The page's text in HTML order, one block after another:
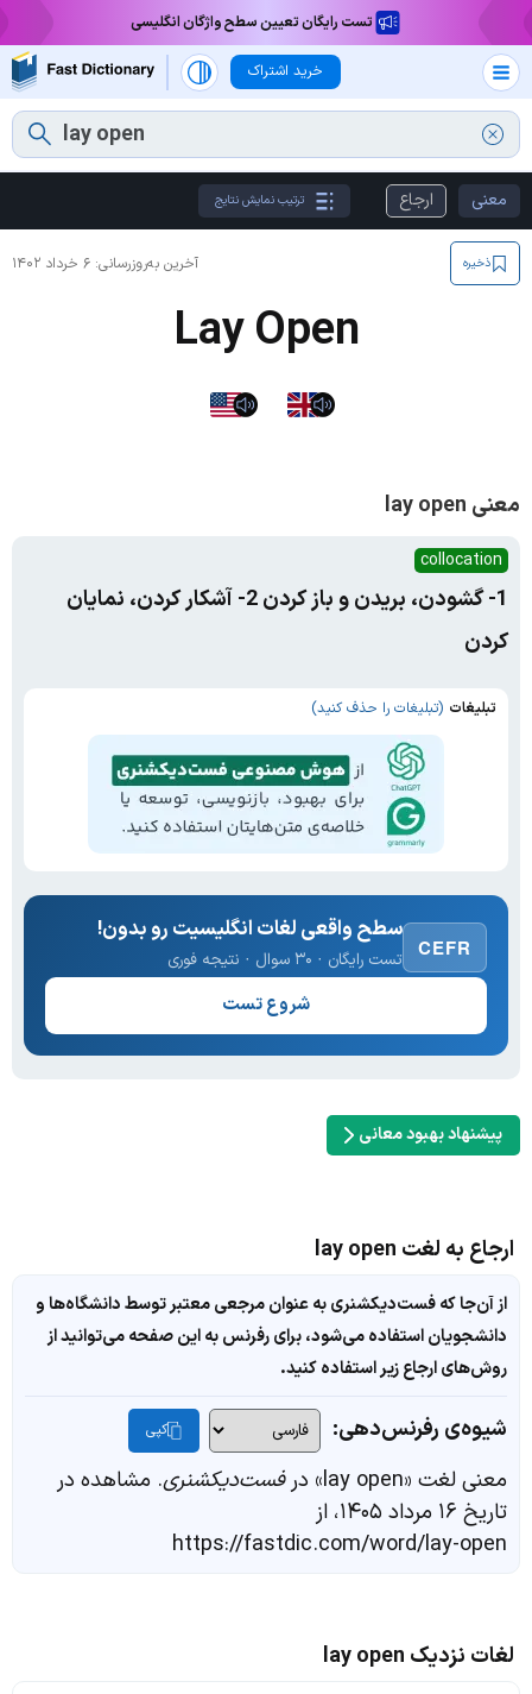
تست رایگان تعیین سطح واژگان انگلیسی
خرید اشتراک
معنی ارجاع ترتیب نمایش نتایج
آخرین به‌روزرسانی: ۶ خرداد ۱۴۰۲ ذخیره
Lay Open
معنی lay open
collocation
1- گشودن، بریدن و باز کردن 2- آشکار کردن، نمایان
کردن
تبلیغات (تبلیغات را حذف کنید)
CEFR
سطح واقعی لغات انگلیسیت رو بدون!
تست رایگان · ۳۰ سوال · نتیجه فوری
شروع تست
پیشنهاد بهبود معانی
ارجاع به لغت lay open
از آن‌جا که فست‌دیکشنری به عنوان مرجعی معتبر توسط دانشگاه‌ها و
دانشجویان استفاده می‌شود، برای رفرنس به این صفحه می‌توانید از
روش‌های ارجاع زیر استفاده کنید.
شیوه‌ی رفرنس‌دهی: کپی
معنی لغت «lay open» در فست‌دیکشنری. مشاهده در
تاریخ ۱۶ مرداد ۱۴۰۵، از
https://fastdic.com/word/lay-open
لغات نزدیک lay open